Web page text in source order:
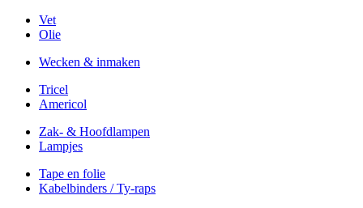
Vet
Olie
Wecken & inmaken
Tricel
Americol
Zak- & Hoofdlampen
Lampjes
Tape en folie
Kabelbinders / Ty-raps